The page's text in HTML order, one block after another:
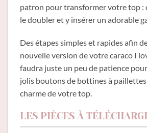
patron pour transformer votre top :
le doubler et y insérer un adorable
Des étapes simples et rapides afin
nouvelle version de votre caraco I
faudra juste un peu de patience
jolis boutons de bottines à
charme de votre top.
LES PIÈCES À